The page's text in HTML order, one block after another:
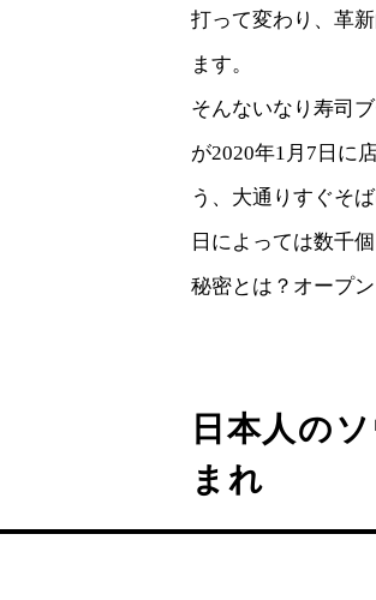
打って変わり、革
ます。
そんないなり寿司
が2020年1月7日に
う、大通りすぐそ
日によっては数千
秘密とは？オープ
日本人の
まれ